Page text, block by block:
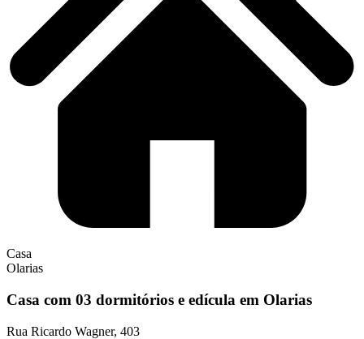
Casa
Olarias
Casa com 03 dormitórios e edícula em Olarias
Rua Ricardo Wagner, 403